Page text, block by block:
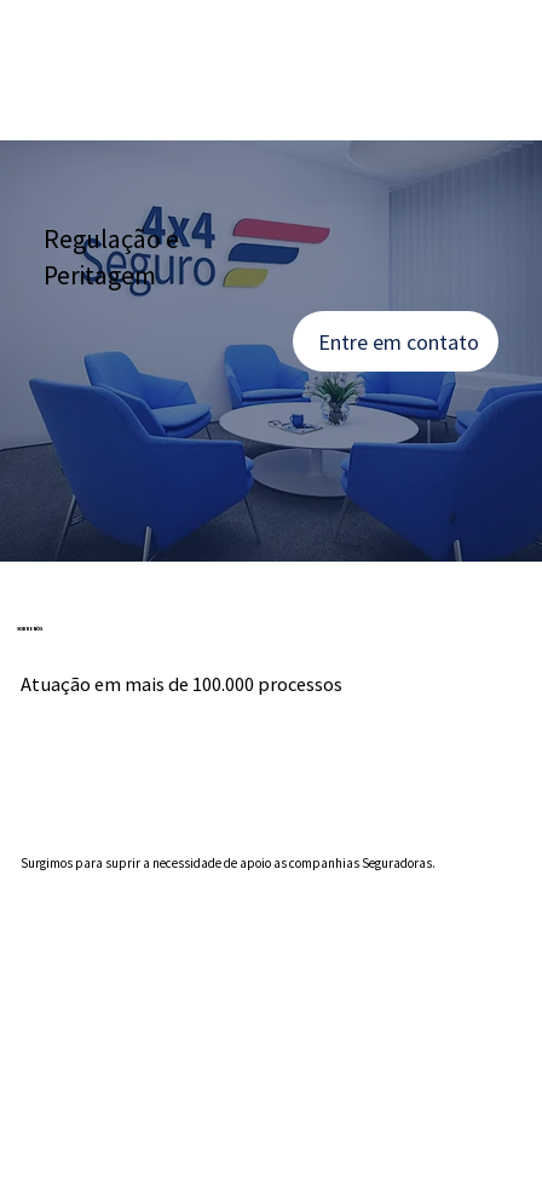
Regulação e
Peritagem
Entre em contato
Atuação em mais de 100.000 processos
SOBRE NÓS
Surgimos para suprir a necessidade de apoio as companhias Seguradoras.